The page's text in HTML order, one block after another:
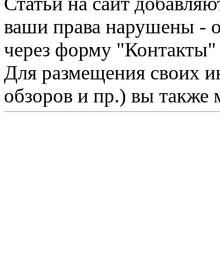
ваши права нарушены -
через форму "Контакты"
Для размещения своих
обзоров и пр.) вы также